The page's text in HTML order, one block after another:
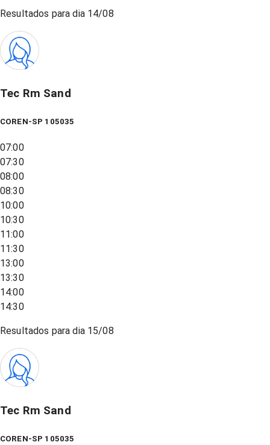
Resultados para dia 14/08
Tec Rm Sand
COREN-SP 105035
07:00
07:30
08:00
08:30
10:00
10:30
11:00
11:30
13:00
13:30
14:00
14:30
Resultados para dia 15/08
Tec Rm Sand
COREN-SP 105035